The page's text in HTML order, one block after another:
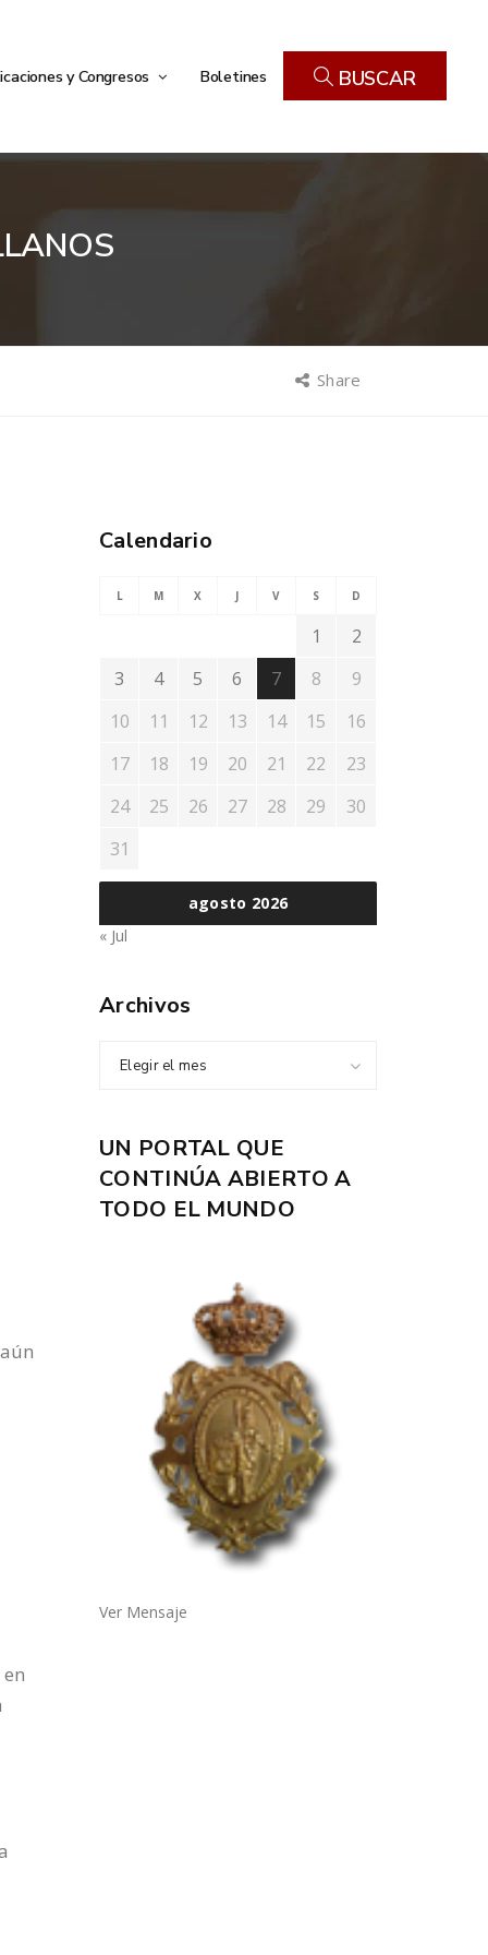
y Congresos Boletines BUSCAR
Share
Calendario
agosto 2026
L M X J V S D
1
2
3
4 5 6 7 8
9
10
11 12 13 14 15
16
17
18 19 20 21 22
23
24
25 26 27 28 29
30
31
« Jul
Archivos
Elegir el mes
UN PORTAL QUE
CONTINÚA ABIERTO A
TODO EL MUNDO
Ver Mensaje